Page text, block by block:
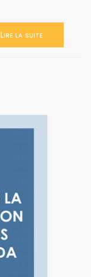
Lire la suite